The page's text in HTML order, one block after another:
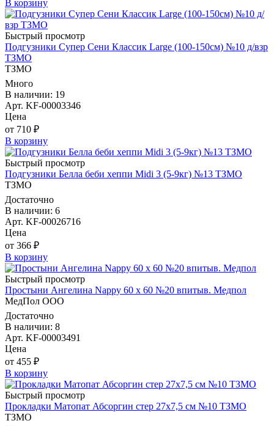
В корзину
Быстрый просмотр
Подгузники Супер Сени Классик Large (100-150см) №10 д/взр
ТЗМО
ТЗМО
Много
В наличии: 19
Арт. KF-00003346
Цена
от 710 ₽
В корзину
Быстрый просмотр
Подгузники Белла беби хеппи Midi 3 (5-9кг) №13 ТЗМО
ТЗМО
Достаточно
В наличии: 6
Арт. KF-00026716
Цена
от 366 ₽
В корзину
Быстрый просмотр
Простыни Ангелина Nappy 60 х 60 №20 впитыв. Медпол
МедПол ООО
Достаточно
В наличии: 8
Арт. KF-00003491
Цена
от 455 ₽
В корзину
Быстрый просмотр
Прокладки Матопат Абсоргин стер 27х7,5 см №10 ТЗМО
ТЗМО